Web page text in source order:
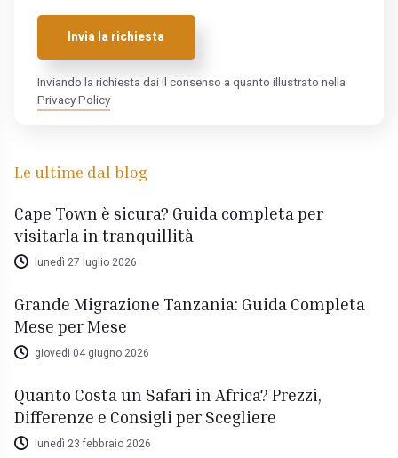
Invia la richiesta
Inviando la richiesta dai il consenso a quanto illustrato nella
Privacy Policy
Le ultime dal blog
Cape Town è sicura? Guida completa per
visitarla in tranquillità
lunedì 27 luglio 2026
Grande Migrazione Tanzania: Guida Completa
Mese per Mese
giovedì 04 giugno 2026
Quanto Costa un Safari in Africa? Prezzi,
Differenze e Consigli per Scegliere
lunedì 23 febbraio 2026